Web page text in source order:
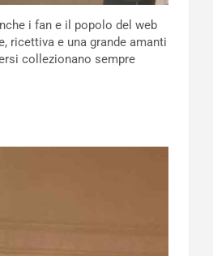
i fan e il popolo del web
ricettiva e una grande amanti
collezionano sempre